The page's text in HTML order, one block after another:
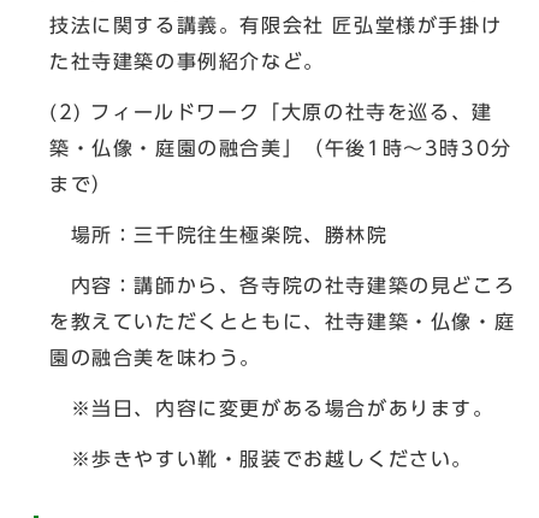
技法に関する講義。有限会社 匠弘堂様が手掛け
た社寺建築の事例紹介など。
(2) フィールドワーク「大原の社寺を巡る、建
築・仏像・庭園の融合美」（午後1時～3時30分
まで）
場所：三千院往生極楽院、勝林院
内容：講師から、各寺院の社寺建築の見どころ
を教えていただくとともに、社寺建築・仏像・庭
園の融合美を味わう。
※当日、内容に変更がある場合があります。
※歩きやすい靴・服装でお越しください。